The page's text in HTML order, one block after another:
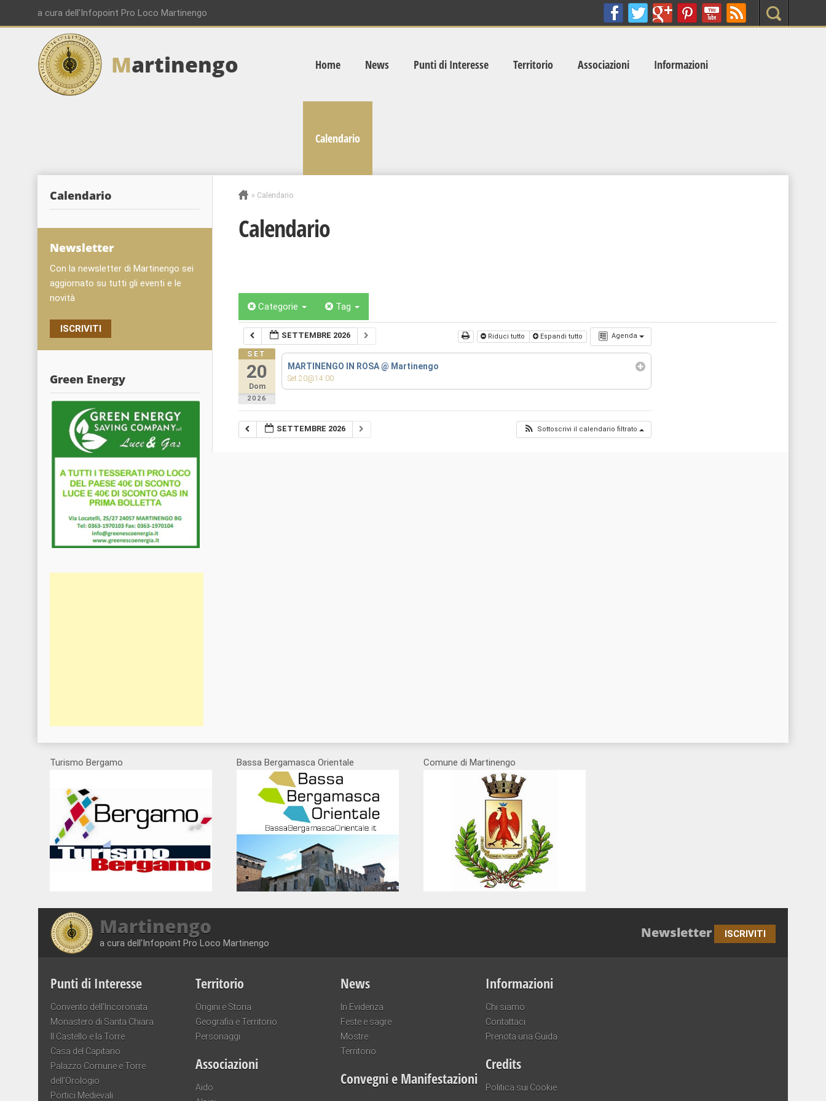
a cura dell'Infopoint Pro Loco Martinengo Search
Martinengo Home News Punti di Interesse Territorio Associazioni Informazioni
Calendario
» Calendario
Calendario
Categorie Tag
Agenda
SETTEMBRE 2026 Riduci tutto Espandi tutto
SET
20
Dom
2026
MARTINENGO IN ROSA@ Martinengo
Set 20@14:00
SETTEMBRE 2026 Sottoscrivi il calendario filtrato
Calendario
Newsletter
Con la newsletter di Martinengo sei
aggiornato su tutti gli eventi e le
novità
ISCRIVITI
Green Energy
Turismo Bergamo Bassa Bergamasca Orientale Comune di Martinengo
Martinengo
a cura dell'Infopoint Pro Loco Martinengo
Newsletter ISCRIVITI
Punti di Interesse
Convento dell’Incoronata
Monastero di Santa Chiara
Il Castello e la Torre
Casa del Capitano
Palazzo Comune e Torre
dell’Orologio
Portici Medievali
Territorio
Origini e Storia
Geografia e Territorio
Personaggi
Associazioni
Aido
News
In Evidenza
Feste e sagre
Mostre
Territorio
Convegni e Manifestazioni
Informazioni
Chi siamo
Contattaci
Prenota una Guida
Credits
Politica sui Cookie